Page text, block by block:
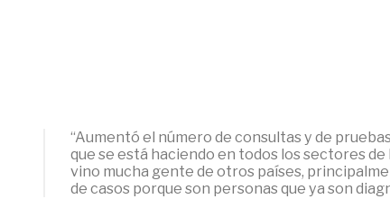
“Aumentó el número de consultas y de
que se está haciendo en todos los sectores de
vino mucha gente de otros países,
de casos porque son personas que ya son